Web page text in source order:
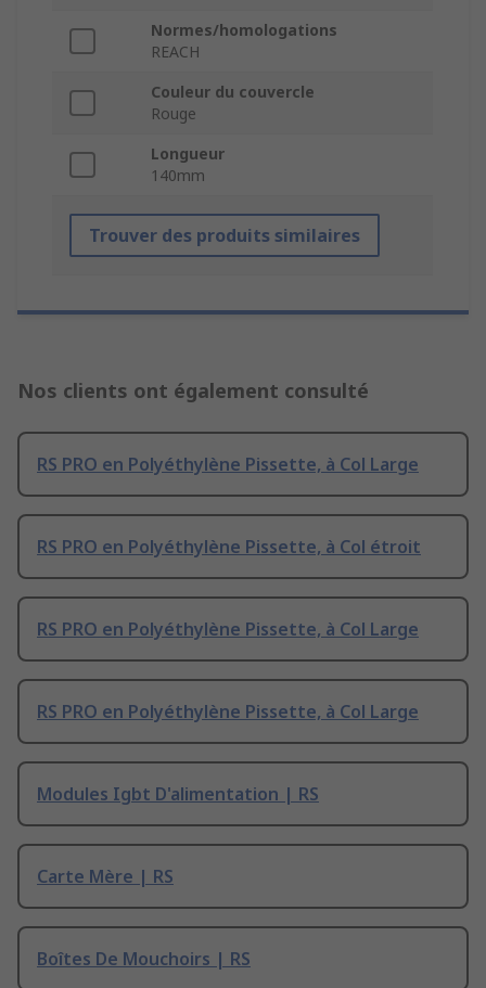
Normes/homologations
REACH
Couleur du couvercle
Rouge
Longueur
140mm
Trouver des produits similaires
Nos clients ont également consulté
RS PRO en Polyéthylène Pissette, à Col Large
RS PRO en Polyéthylène Pissette, à Col étroit
RS PRO en Polyéthylène Pissette, à Col Large
RS PRO en Polyéthylène Pissette, à Col Large
Modules Igbt D'alimentation | RS
Carte Mère | RS
Boîtes De Mouchoirs | RS